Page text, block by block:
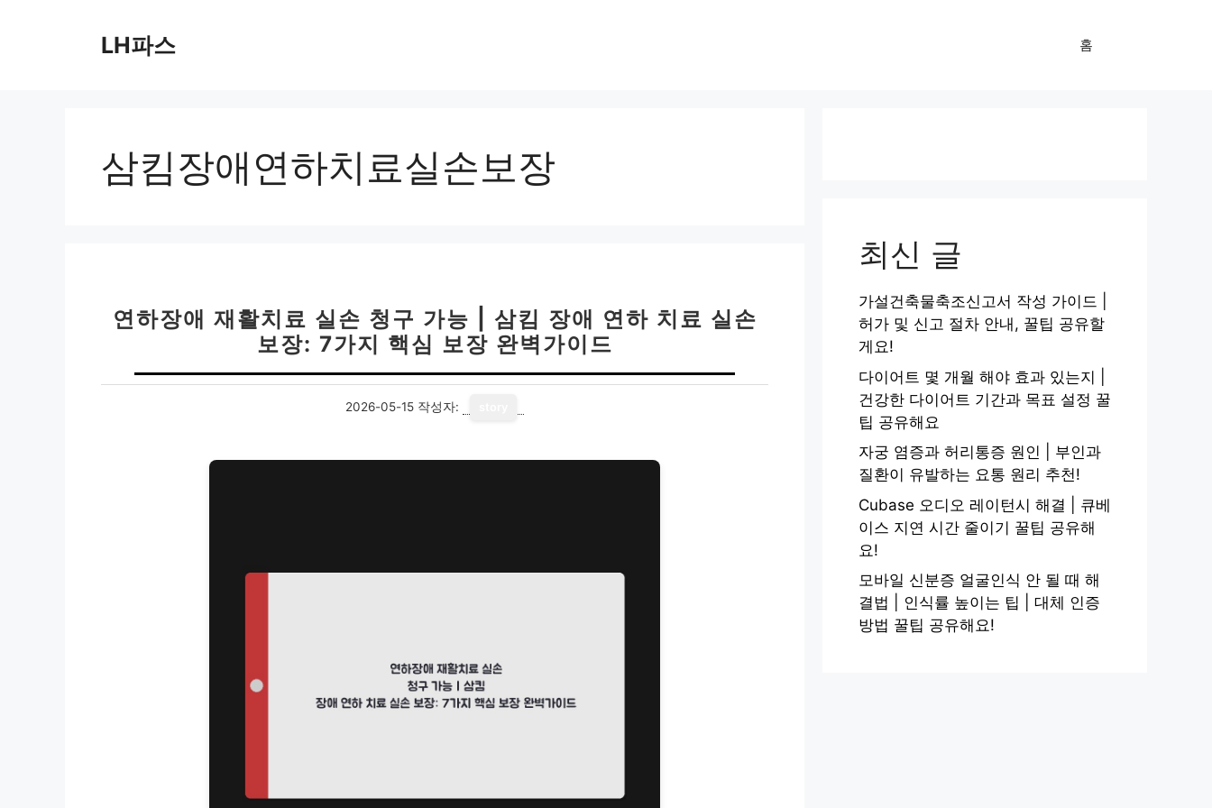
LH파스 홈
삼킴장애연하치료실손보장
연하장애 재활치료 실손 청구 가능 | 삼킴 장애 연하 치료 실손
보장: 7가지 핵심 보장 완벽가이드
2026-05-15 작성자:
최신 글
가설건축물축조신고서 작성 가이드 |
허가 및 신고 절차 안내, 꿀팁 공유할
게요!
다이어트 몇 개월 해야 효과 있는지 |
건강한 다이어트 기간과 목표 설정 꿀
팁 공유해요
자궁 염증과 허리통증 원인 | 부인과
질환이 유발하는 요통 원리 추천!
Cubase 오디오 레이턴시 해결 | 큐베
이스 지연 시간 줄이기 꿀팁 공유해
요!
모바일 신분증 얼굴인식 안 될 때 해
결법 | 인식률 높이는 팁 | 대체 인증
방법 꿀팁 공유해요!